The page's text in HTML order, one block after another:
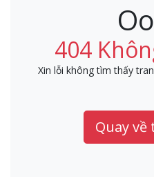
404
Xin lỗi không tìm thấy
Quay về